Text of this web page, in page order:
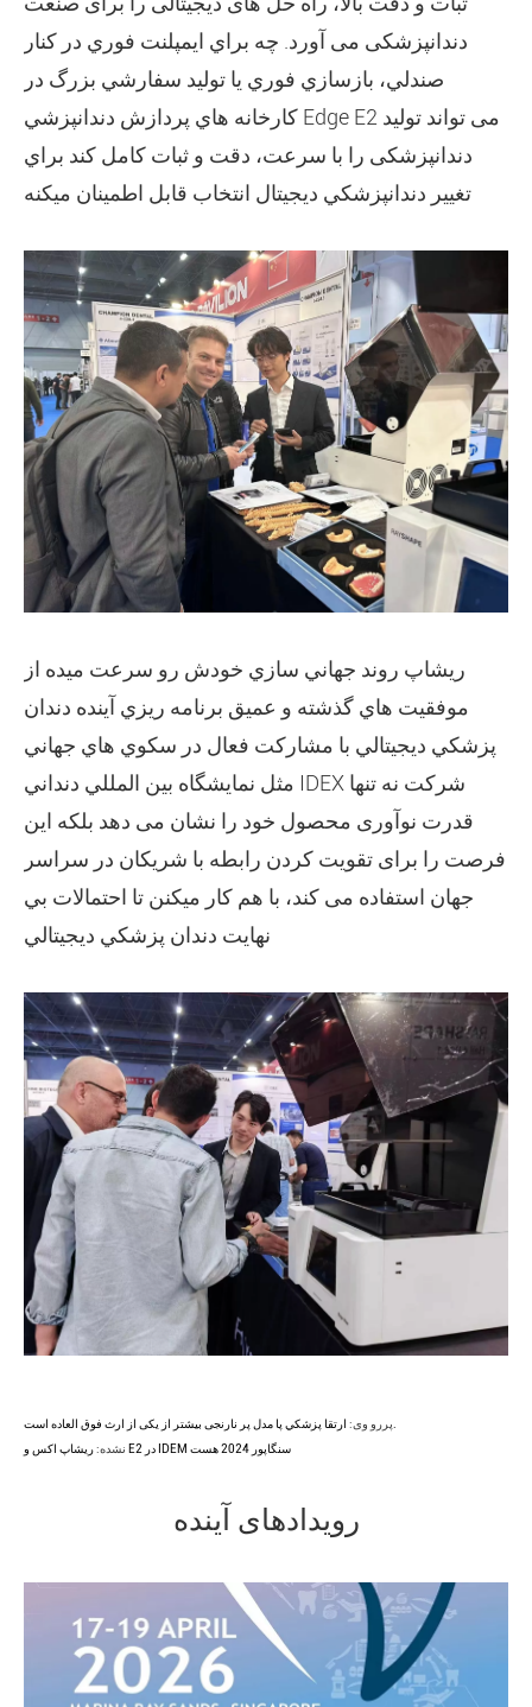
دندانپزشکی می آورد. چه براي ايمپلنت فوري در کنار
صندلي، بازسازي فوري يا توليد سفارشي بزرگ در
کارخانه هاي پردازش دندانپزشي Edge E2 می تواند تولید
دندانپزشکی را با سرعت، دقت و ثبات کامل کند براي
تغيير دندانپزشکي ديجيتال انتخاب قابل اطمينان ميکنه
ريشاپ روند جهاني سازي خودش رو سرعت ميده از
موفقيت هاي گذشته و عميق برنامه ريزي آينده دندان
پزشکي ديجيتالي با مشارکت فعال در سکوي هاي جهاني
مثل نمايشگاه بين المللي دنداني IDEX شرکت نه تنها
قدرت نوآوری محصول خود را نشان می دهد بلکه این
فرصت را برای تقویت کردن رابطه با شریکان در سراسر
جهان استفاده می کند، با هم کار ميکنن تا احتمالات بي
نهايت دندان پزشکي ديجيتالي
پررو وی:ارتقا پزشکي پا مدل پر نارنجی بیشتر از یکی از ارث فوق العاده است.
نشده:
ريشاپ اکس و E2 در IDEM سنگاپور 2024 هست
رویدادهای آینده